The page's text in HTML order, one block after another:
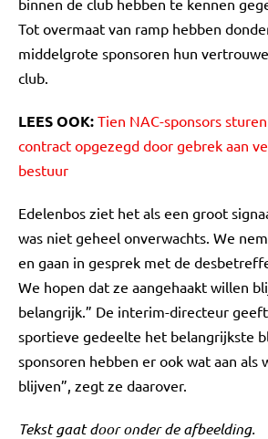
binnen de club hebben te kennen
Tot overmaat van ramp hebben
middelgrote sponsoren hun
club.
LEES OOK: Tien NAC-sponsors
contract opgezegd door gebrek aan
bestuur
Edelenbos ziet het als een groot
was niet geheel onverwachts. We
en gaan in gesprek met de
We hopen dat ze aangehaakt willen
belangrijk.” De interim-directeur
sportieve gedeelte het belangrijkste
sponsoren hebben er ook wat aan als
blijven”, zegt ze daarover.
Tekst gaat door onder de afbeelding.